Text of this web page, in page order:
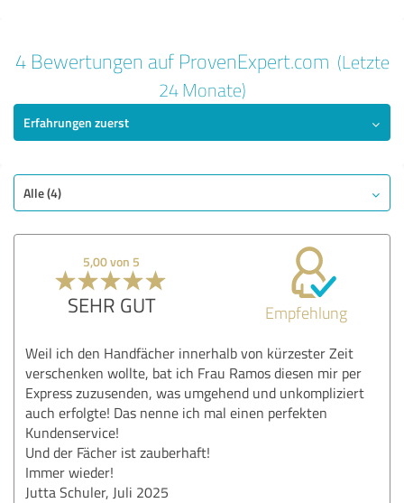
SEHR GUT
Bezahlung
Lieferung
Information
Webseite
Bewertung anzeigen
4 Bewertungen auf ProvenExpert.com (Letzte
24 Monate)
Erfahrungen zuerst
Alle (4)
5,00 von 5
SEHR GUT Empfehlung
Weil ich den Handfächer innerhalb von kürzester Zeit
verschenken wollte, bat ich Frau Ramos diesen mir per
Express zuzusenden, was umgehend und unkompliziert
auch erfolgte! Das nenne ich mal einen perfekten
Kundenservice!
Und der Fächer ist zauberhaft!
Immer wieder!
Jutta Schuler, Juli 2025